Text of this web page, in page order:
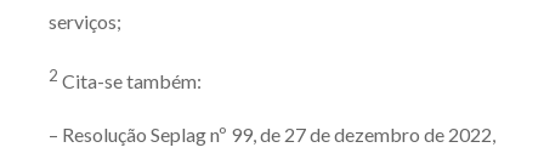
serviços;
2 Cita-se também:
– Resolução Seplag nº 99, de 27 de dezembro de 2022,